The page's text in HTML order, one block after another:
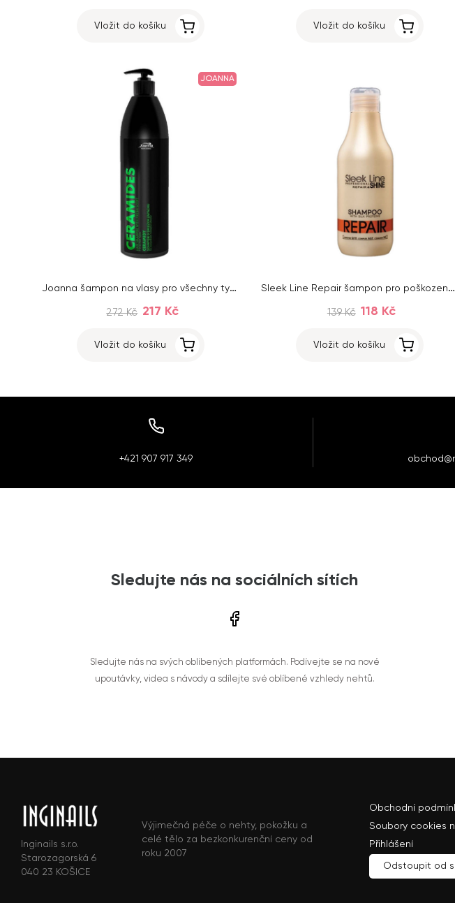
Vložit do košíku Vložit do košíku
JOANNA
Joanna šampon na vlasy pro všechny typy vlasů s ceramidy 1000 ml
272 Kč 217 Kč
Vložit do košíku
Sleek Line Repair šampon pro poškozené a suché vlasy s hedvábím 300 ml
139 Kč 118 Kč
Vložit do košíku
+421 907 917 349
Sledujte nás na sociálních sítích
Sledujte nás na svých oblíbených platformách. Podívejte se na nové
upoutávky, videa s návody a sdílejte své oblíbené vzhledy nehtů.
Inginails s.r.o.
Starozagorská 6
040 23 KOŠICE
Výjimečná péče o nehty, pokožku a
celé tělo za bezkonkurenční ceny od
roku 2007
Obchodní
Soubory cookies
Přihlášení
Odstoupit od